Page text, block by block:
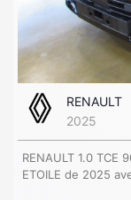
RENAULT
2025
RENAULT 1.0 TCE
ETOILE de 2025